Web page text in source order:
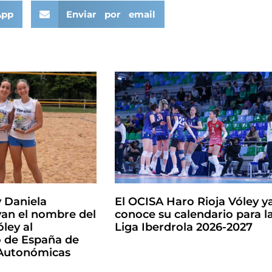
Enviar por email
Daniela
el nombre del
al
España de
El OCISA Haro Rioja Vóley
conoce su calendario para
Liga Iberdrola 2026-2027